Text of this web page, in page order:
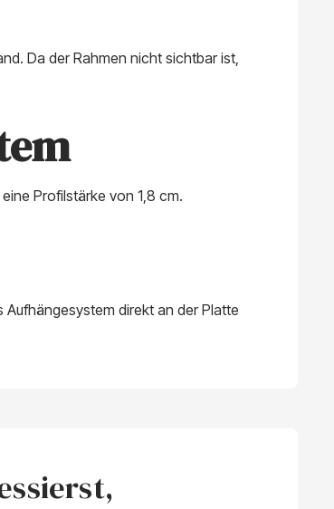
Da der Rahmen nicht sichtbar ist,
Profilstärke von 1,8 cm.
direkt an der Platte